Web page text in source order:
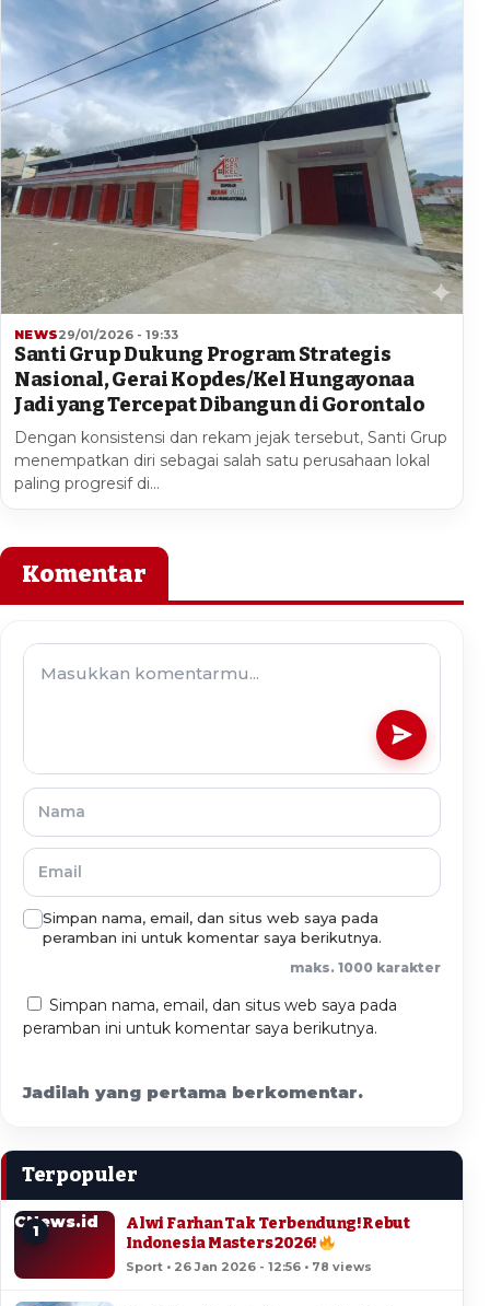
NEWS29/01/2026 - 19:33
Santi Grup Dukung Program Strategis
Nasional, Gerai Kopdes/Kel Hungayonaa
Jadi yang Tercepat Dibangun di Gorontalo
Dengan konsistensi dan rekam jejak tersebut, Santi Grup
menempatkan diri sebagai salah satu perusahaan lokal
paling progresif di…
Komentar
Simpan nama, email, dan situs web saya pada
peramban ini untuk komentar saya berikutnya.
maks. 1000 karakter
Simpan nama, email, dan situs web saya pada
peramban ini untuk komentar saya berikutnya.
Jadilah yang pertama berkomentar.
Terpopuler
CNews.id
1
Alwi Farhan Tak Terbendung! Rebut
Indonesia Masters 2026!
Sport • 26 Jan 2026 - 12:56 • 78 views